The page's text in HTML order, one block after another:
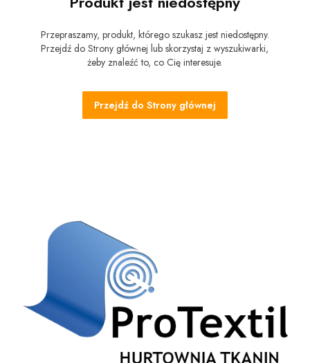
Przepraszamy, produkt, którego szukasz jest niedostępny.
Przejdź do Strony głównej lub skorzystaj z wyszukiwarki,
żeby znaleźć to, co Cię interesuje.
Przejdź do Strony głównej